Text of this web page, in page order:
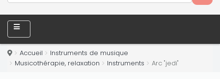
Accueil
Instruments de musique
Musicothérapie, relaxation
Instruments Arc "jedi"